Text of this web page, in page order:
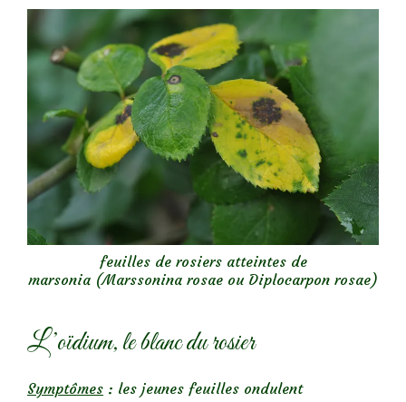
feuilles de rosiers atteintes de
marsonia (Marssonina rosae ou Diplocarpon rosae)
L’oïdium, le blanc du rosier
Symptômes : les jeunes feuilles ondulent